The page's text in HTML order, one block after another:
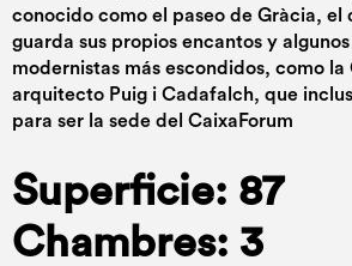
conocido como el paseo de Gràcia, el
guarda sus propios encantos y
modernistas más escondidos, como la
arquitecto Puig i Cadafalch, que
para ser la sede del CaixaForum
Superficie: 87
Chambres: 3